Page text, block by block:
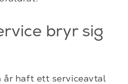
bryr sig
år haft ett serviceavtal